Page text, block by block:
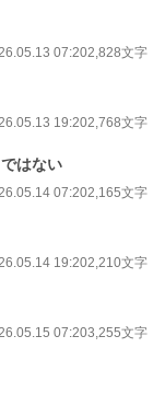
07:202,828文字
19:202,768文字
はない
07:202,165文字
19:202,210文字
07:203,255文字